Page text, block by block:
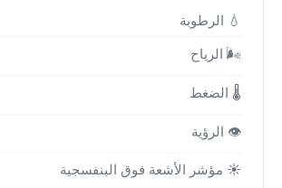
💧 الرطوبة
🌬️ الرياح
🌡️ الضغط
👁️ الرؤية
☀️ مؤشر الأشعة فوق البنفسجية